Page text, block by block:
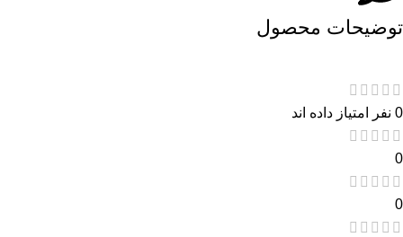
توضیحات محصول
0 نفر امتیاز داده اند
0
0